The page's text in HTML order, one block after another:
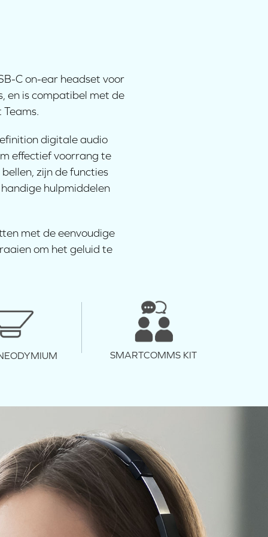
C on-ear headset voor
en is compatibel met de
digitale audio
effectief voorrang te
zijn de functies
hulpmiddelen
met de eenvoudige
om het geluid te
SMARTCOMMS KIT